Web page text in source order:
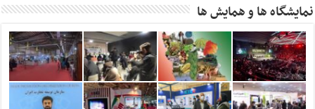
نمایشگاه ها و همایش ها